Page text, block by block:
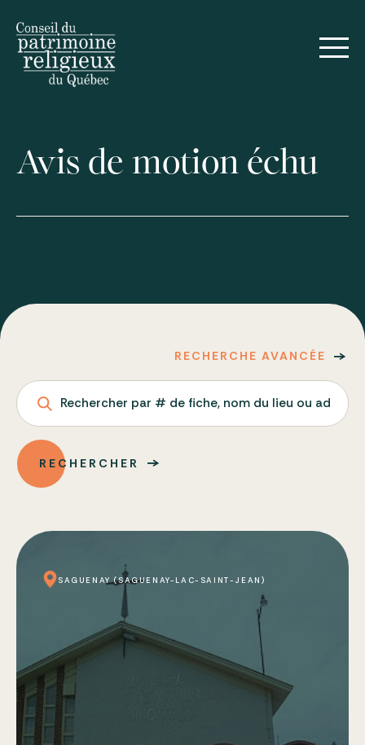
Avis de motion échu
RECHERCHE AVANCÉE
Rechercher par # de fiche, nom du lieu ou adresse
RECHERCHER
SAGUENAY (SAGUENAY-LAC-SAINT-JEAN)